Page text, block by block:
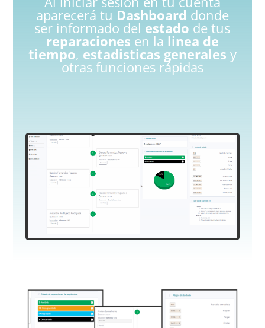
aparecerá tu Dashboard donde
ser informado del estado de tus
reparaciones en la linea de
tiempo, estadisticas generales y
otras funciones rápidas